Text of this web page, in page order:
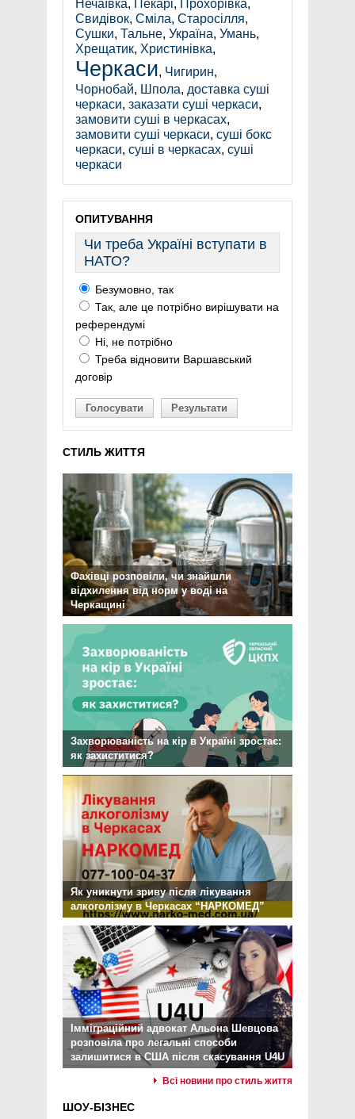
Нечаївка, Пекарі, Прохорівка,
Свидівок, Сміла, Старосілля,
Сушки, Тальне, Україна, Умань,
Хрещатик, Христинівка,
Черкаси, Чигирин,
Чорнобай, Шпола, доставка суші
черкаси, заказати суші черкаси,
замовити суші в черкасах,
замовити суші черкаси, суші бокс
черкаси, суші в черкасах, суші
черкаси
ОПИТУВАННЯ
Чи треба Україні вступати в
НАТО?
Безумовно, так
Так, але це потрібно вирішувати на
референдумі
Ні, не потрібно
Треба відновити Варшавський
договір
Голосувати Результати
СТИЛЬ ЖИТТЯ
Фахівці розповіли, чи знайшли
відхилення від норм у воді на
Черкащині
Захворюваність на кір в Україні зростає:
як захиститися?
Як уникнути зриву після лікування
алкоголізму в Черкасах “НАРКОМЕД”
Імміграційний адвокат Альона Шевцова
розповіла про легальні способи
залишитися в США після скасування U4U
Всі новини про стиль життя
ШОУ-БІЗНЕС